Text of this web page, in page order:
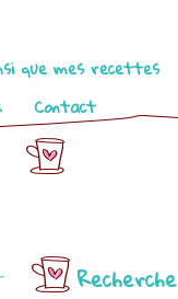
que mes recettes
Contact
Recherche